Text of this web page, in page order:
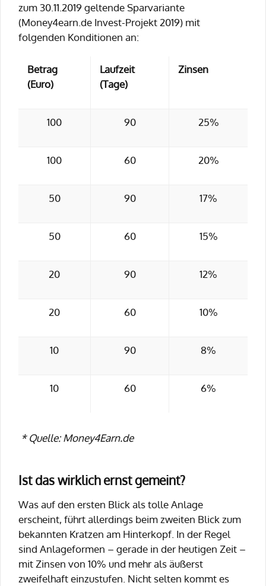
zum 30.11.2019 geltende Sparvariante
(Money4earn.de Invest-Projekt 2019) mit
folgenden Konditionen an:
Betrag
(Euro)
Laufzeit
(Tage)
Zinsen
100 90 25%
100 60 20%
50 90 17%
50 60 15%
20 90 12%
20 60 10%
10 90 8%
10 60 6%
* Quelle: Money4Earn.de
Ist das wirklich ernst gemeint?
Was auf den ersten Blick als tolle Anlage
erscheint, führt allerdings beim zweiten Blick zum
bekannten Kratzen am Hinterkopf. In der Regel
sind Anlageformen – gerade in der heutigen Zeit –
mit Zinsen von 10% und mehr als äußerst
zweifelhaft einzustufen. Nicht selten kommt es